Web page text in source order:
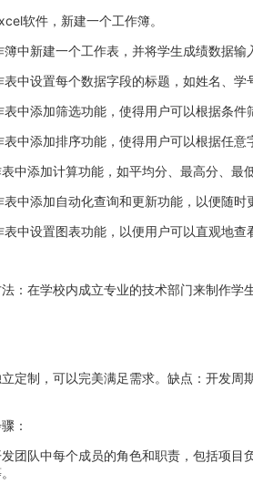
软件，新建一个工作簿。
中新建一个工作表，并将学生成绩数据输
中设置每个数据字段的标题，如姓名、学
表中添加筛选功能，使得用户可以根据条件
中添加排序功能，使得用户可以根据任意
中添加计算功能，如平均分、最高分、最
中添加自动化查询和更新功能，以便随时
中设置图表功能，以便用户可以直观地查
：在学校内成立专业的技术部门来制作学
定制，可以完美满足需求。缺点：开发周
：
发团队中每个成员的角色和职责，包括项